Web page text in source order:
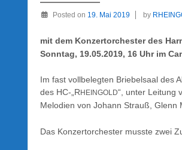
Posted on 19. Mai 2019 by
mit dem Konzertorchester des
Sonntag, 19.05.2019, 16 Uhr im
Im fast vollbelegten Briebelsaal des
des HC-„RHEINGOLD“, unter Leitung
Melodien von Johann Strauß, Glenn
Das Konzertorchester musste zwei